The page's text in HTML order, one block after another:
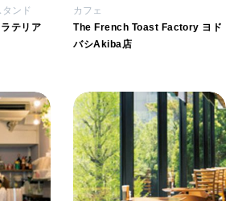
号「“大好き”に出会いに。韓国」
「未来をつくる、学びの教科書。」
月号「スイーツ予想図 2026」
号「良運を掴む 新・開運術。」
年1月号「猫がいれば、幸せ」
FOLLOW US!
タンド
テリア
カフェ
The French Toast Factory ヨド
バシAkiba店